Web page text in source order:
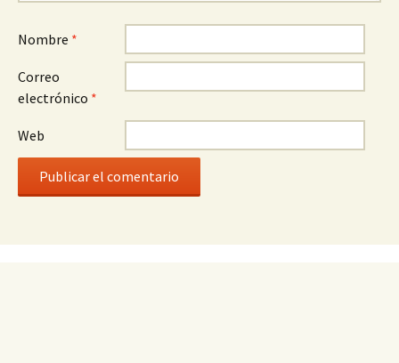
Nombre *
Correo
electrónico *
Web